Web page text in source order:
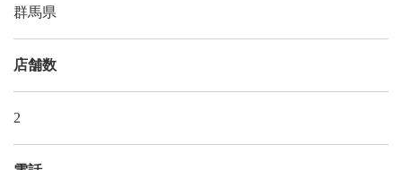
群馬県
店舗数
2